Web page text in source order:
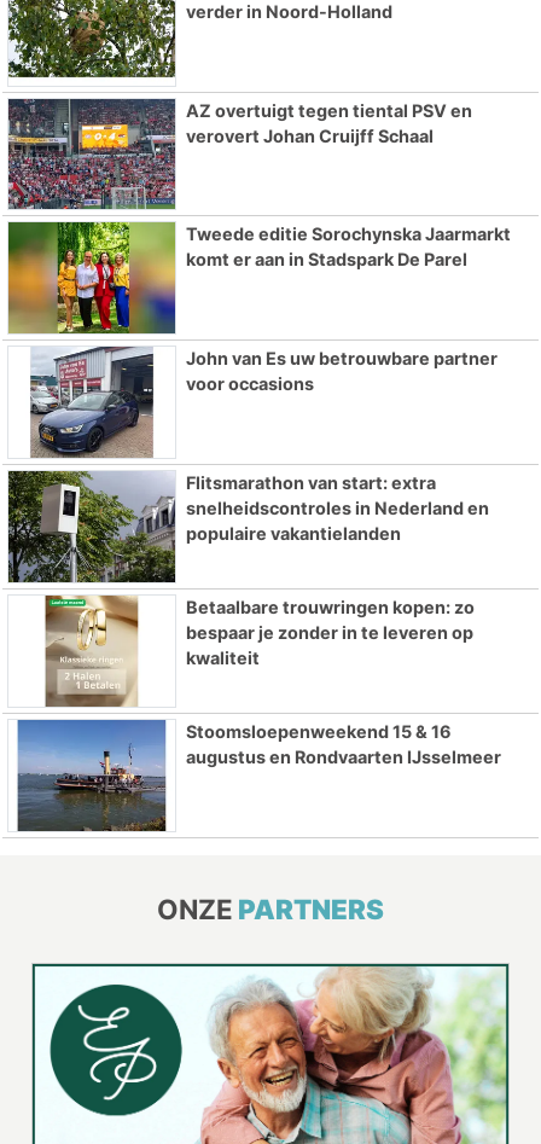
verder in Noord-Holland
AZ overtuigt tegen tiental PSV en
verovert Johan Cruijff Schaal
Tweede editie Sorochynska Jaarmarkt
komt er aan in Stadspark De Parel
John van Es uw betrouwbare partner
voor occasions
Flitsmarathon van start: extra
snelheidscontroles in Nederland en
populaire vakantielanden
Betaalbare trouwringen kopen: zo
bespaar je zonder in te leveren op
kwaliteit
Stoomsloepenweekend 15 & 16
augustus en Rondvaarten IJsselmeer
ONZE PARTNERS